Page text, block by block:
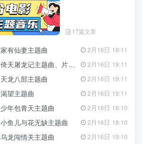
17篇文章
家有仙妻主题曲 2月16日 19:11
倚天屠龙记主题曲、片头曲 2月16日 19:11
天龙八部主题曲 2月16日 19:11
渴望主题曲 2月16日 19:11
少年包青天主题曲 2月16日 19:10
小鱼儿与花无缺主题曲 2月16日 19:10
乌龙闯情关主题曲 2月16日 19:10
独家
GOGO社区官方成员认证
GOGO社区–优质作者认证
广告商入驻流程
4月6日 07:24
热门
GOGO社区网站搭建(自助服务) 4月6日 06:51
电视剧主题曲
影视音乐
17篇文章